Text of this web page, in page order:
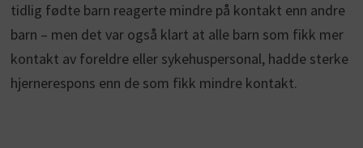
tidlig fødte barn reagerte mindre på kontakt enn andre
barn – men det var også klart at alle barn som fikk mer
kontakt av foreldre eller sykehuspersonal, hadde sterke
hjernerespons enn de som fikk mindre kontakt.